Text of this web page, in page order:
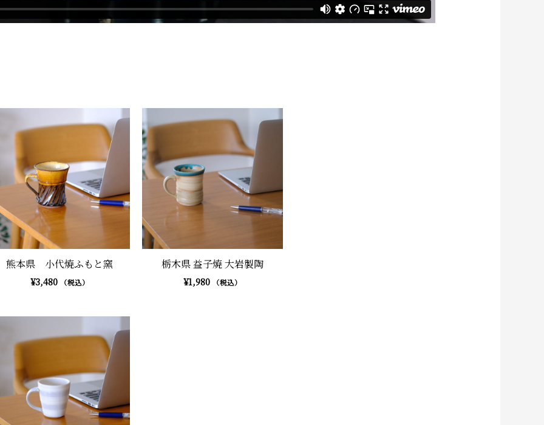
熊本県 小代焼ふもと窯
¥3,480 （税込）
栃木県 益子焼 大岩製陶
¥1,980 （税込）